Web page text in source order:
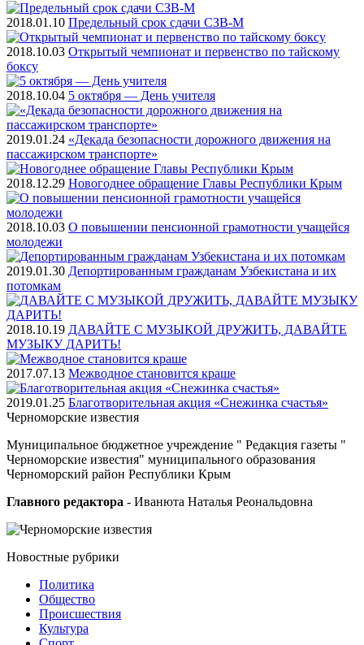
2018.01.10 Предельный срок сдачи СЗВ-М
2018.10.03 Открытый чемпионат и первенство по тайскому
боксу
2018.10.04 5 октября — День учителя
2019.01.24 «Декада безопасности дорожного движения на
пассажирском транспорте»
2018.12.29 Новогоднее обращение Главы Республики Крым
2018.10.03 О повышении пенсионной грамотности учащейся
молодежи
2019.01.30 Депортированным гражданам Узбекистана и их
потомкам
2018.10.19 ДАВАЙТЕ С МУЗЫКОЙ ДРУЖИТЬ, ДАВАЙТЕ
МУЗЫКУ ДАРИТЬ!
2017.07.13 Межводное становится краше
2019.01.25 Благотворительная акция «Снежинка счастья»
Черноморские известия
Муниципальное бюджетное учреждение " Редакция газеты "
Черноморские известия" муниципального образования
Черноморский район Республики Крым
Главного редактора - Иванюта Наталья Реональдовна
Новостные рубрики
Политика
Общество
Проиcшествия
Культура